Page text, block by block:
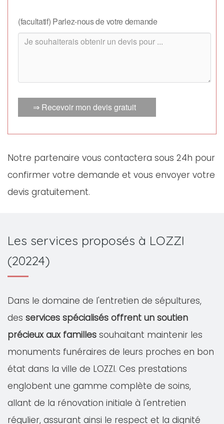
(facultatif) Parlez-nous de votre demande
⇒ Recevoir mon devis gratuit
Notre partenaire vous contactera sous 24h pour
confirmer votre demande et vous envoyer votre
devis gratuitement.
Les services proposés à LOZZI
(20224)
Dans le domaine de l'entretien de sépultures,
des services spécialisés offrent un soutien
précieux aux familles souhaitant maintenir les
monuments funéraires de leurs proches en bon
état dans la ville de LOZZI. Ces prestations
englobent une gamme complète de soins,
allant de la rénovation initiale à l'entretien
régulier, assurant ainsi le respect et la dignité